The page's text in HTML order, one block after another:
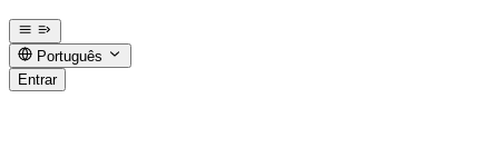
Português
Entrar